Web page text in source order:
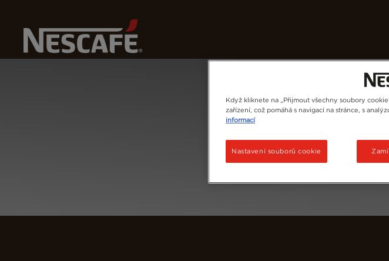
Když kliknete na „Přijmout všechny soubory
zařízení, což pomáhá s navigací na stránce, s
informací
Nastavení souborů cookie